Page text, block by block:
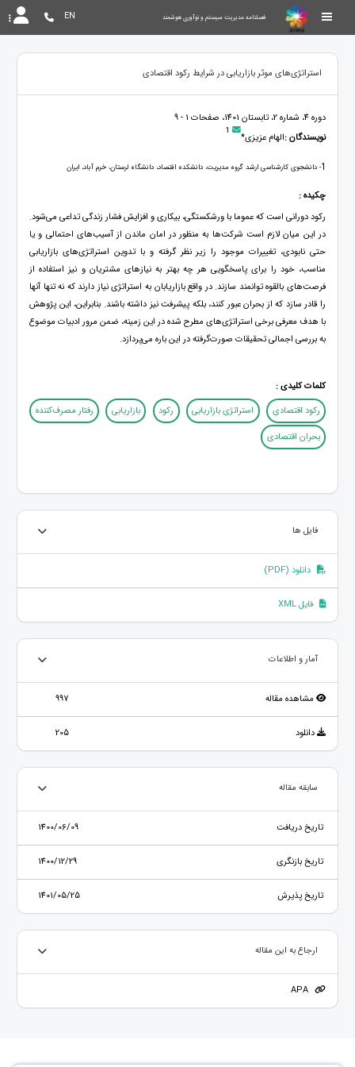
فصلنامه مدیریت سیستم و نوآوری هوشمند EN
استراتژی‌های موثر بازاریابی در شرایط رکود اقتصادی
دوره 4، شماره 2، تابستان 1401، صفحات 1 - 9
نویسندگان :الهام عزیزی* 1
1- دانشجوی کارشناسی ارشد گروه مدیریت، دانشکده اقتصاد، دانشگاه لرستان، خرم آباد، ایران
چکیده :
رکود دورانی است که عموما با ورشکستگی، بیکاری و افزایش فشار زندگی تداعی می‌شود.
در این میان لازم است شرکت‌ها به منظور در امان ماندن از آسیب‌های احتمالی و یا
حتی نابودی، تغییرات موجود را زیر نظر گرفته و با تدوین استراتژی‌های بازاریابی
مناسب، خود را برای ‌پاسخگویی هر چه بهتر به نیازهای مشتریان و نیز استفاده از
فرصت‌های بالقوه توانمند سازند. در واقع بازاریابان به استراتژی نیاز دارند که نه تنها آنها
را قادر سازد که از بحران عبور کنند، بلکه ‌پیشرفت نیز داشته باشند. بنابراین، این ‌پژوهش
با هدف معرفی برخی استراتژی‌های مطرح شده در این زمینه، ضمن مرور ادبیات موضوع
به بررسی اجمالی تحقیقات صورت‌گرفته در این باره می‌‌پردازد.
کلمات کلیدی :
رکود اقتصادی
استراتژی بازاریابی رکود بازاریابی
رفتار مصرف‌کننده
بحران اقتصادی
فایل ها
دانلود (PDF)
فایل XML
آمار و اطلاعات
مشاهده مقاله 997
دانلود 205
سابقه مقاله
تاریخ دریافت 1400/06/09
تاریخ بازنگری 1400/12/29
تاریخ پذیرش 1401/05/25
ارجاع به این مقاله
APA